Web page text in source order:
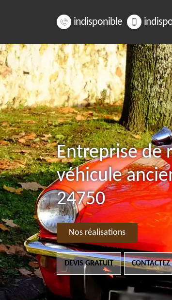
indisponible
Entreprise de
véhicule
24750
Nos réalisations
DEVIS GRATUIT